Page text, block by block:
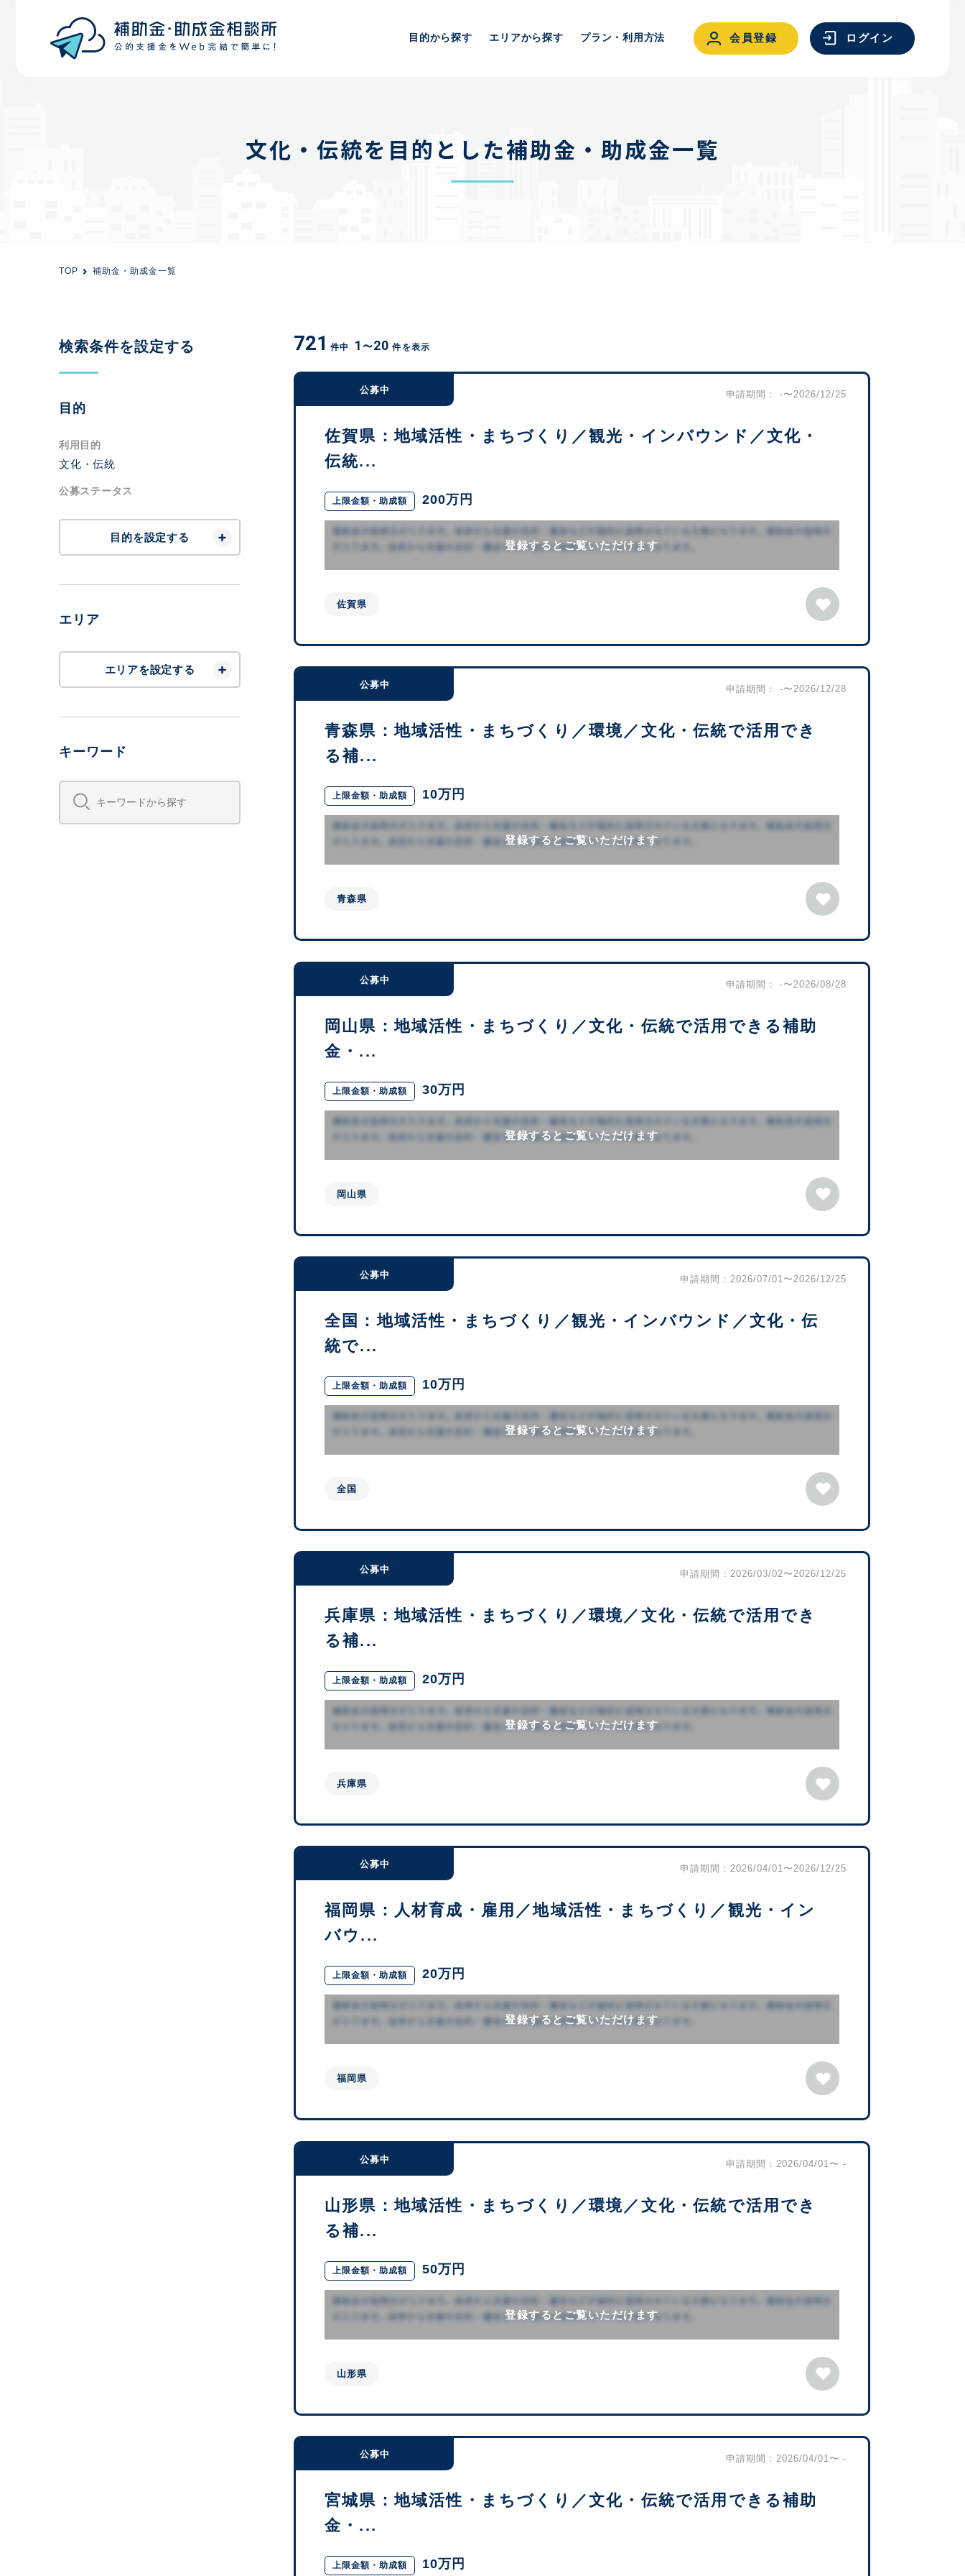
目的から探す エリアから探す プラン・利用方法 会員登録 ログイン
文化・伝統を目的とした補助金・助成金一覧
TOP 補助金・助成金一覧
721 件中 1〜20 件を表示
公募中 申請期間： -〜2026/12/25
佐賀県：地域活性・まちづくり／観光・インバウンド／文化・
伝統...
上限金額・助成額 200万円
登録するとご覧いただけます
佐賀県
公募中 申請期間： -〜2026/12/28
青森県：地域活性・まちづくり／環境／文化・伝統で活用でき
る補...
上限金額・助成額 10万円
登録するとご覧いただけます
青森県
公募中 申請期間： -〜2026/08/28
岡山県：地域活性・まちづくり／文化・伝統で活用できる補助
金・...
上限金額・助成額 30万円
登録するとご覧いただけます
岡山県
公募中 申請期間：2026/07/01〜2026/12/25
全国：地域活性・まちづくり／観光・インバウンド／文化・伝
統で...
上限金額・助成額 10万円
登録するとご覧いただけます
全国
公募中 申請期間：2026/03/02〜2026/12/25
兵庫県：地域活性・まちづくり／環境／文化・伝統で活用でき
る補...
上限金額・助成額 20万円
登録するとご覧いただけます
兵庫県
公募中 申請期間：2026/04/01〜2026/12/25
福岡県：人材育成・雇用／地域活性・まちづくり／観光・イン
バウ...
上限金額・助成額 20万円
登録するとご覧いただけます
福岡県
公募中 申請期間：2026/04/01〜 -
山形県：地域活性・まちづくり／環境／文化・伝統で活用でき
る補...
上限金額・助成額 50万円
登録するとご覧いただけます
山形県
公募中 申請期間：2026/04/01〜 -
宮城県：地域活性・まちづくり／文化・伝統で活用できる補助
金・...
上限金額・助成額 10万円
検索条件を設定する
目的
利用目的
文化・伝統
公募ステータス
目的を設定する
エリア
エリアを設定する
キーワード